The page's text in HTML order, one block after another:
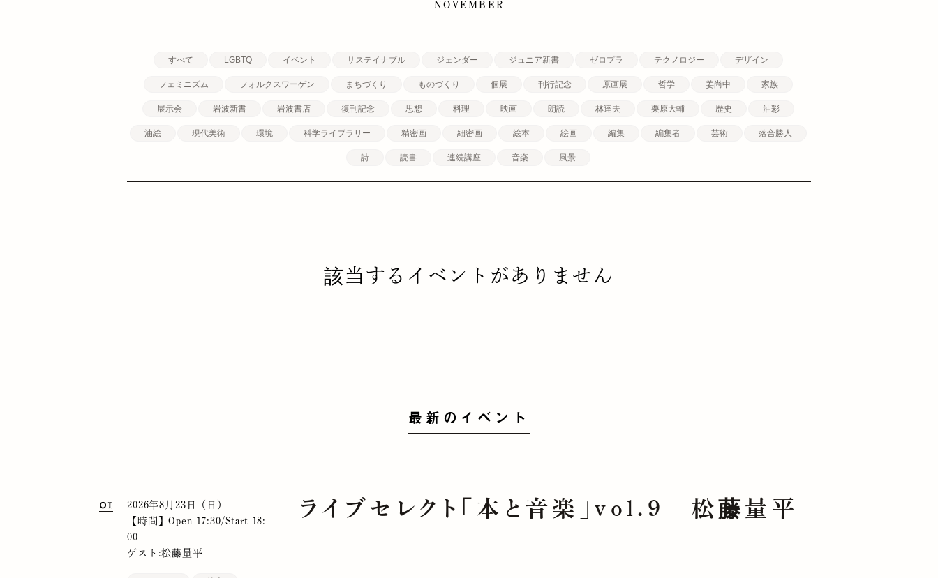
NOVEMBER
すべて LGBTQ イベント サステイナブル ジェンダー ジュニア新書 ゼロプラ テクノロジー デザイン
フェミニズム フォルクスワーゲン まちづくり ものづくり 個展 刊行記念 原画展 哲学 姜尚中 家族
展示会 岩波新書 岩波書店 復刊記念 思想 料理 映画 朗読 林達夫 栗原大輔 歴史 油彩
油絵 現代美術 環境 科学ライブラリー 精密画 細密画 絵本 絵画 編集 編集者 芸術 落合勝人
詩 読書 連続講座 音楽 風景
該当するイベントがありません
最新のイベント
01
2026年8月23日（日）
【時間】Open 17:30/Start 18:
00
ゲスト:松藤量平
ライブセレクト「本と音楽」vol.9 松藤量平